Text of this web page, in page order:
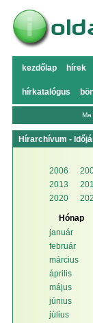
kezdőlap hírek
hírkatalógus
Ma
Hírarchívum -
2006
2013
2020
Hónap
január
február
március
április
május
június
július